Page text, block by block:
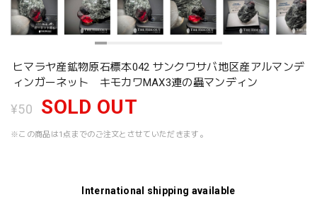
ヒマラヤ産鉱物原石標本042 サンクワサバ地区産アルマンデ
ィンガーネット キモカワMAX3連の蟲マンディン
¥50 SOLD OUT
※この商品は1点までのご注文とさせていただきます。
International shipping available